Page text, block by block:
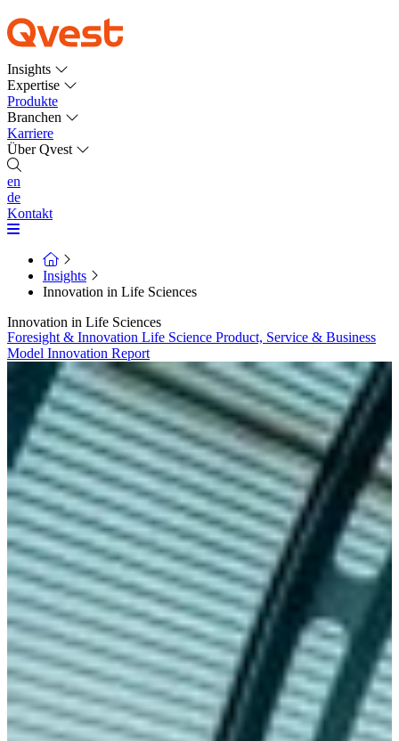
Insights
Expertise
Produkte
Branchen
Karriere
Über Qvest
en
de
Kontakt
Insights
Innovation in Life Sciences
Innovation in Life Sciences
Foresight & Innovation Life Science Product, Service & Business
Model Innovation Report